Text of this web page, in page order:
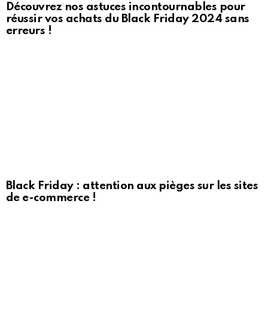
Découvrez nos astuces incontournables pour
réussir vos achats du Black Friday 2024 sans
erreurs !
Black Friday : attention aux pièges sur les sites
de e-commerce !